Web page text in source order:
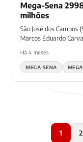
Mega-Sena
milhões
São José dos Campos
Marcos Eduardo
Há 4 meses
MEGA SENA
1 2